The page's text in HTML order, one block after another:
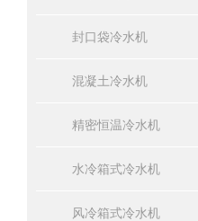
封口袋冷水机
混凝土冷水机
精密恒温冷水机
水冷箱式冷水机
风冷箱式冷水机